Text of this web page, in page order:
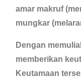
amar makruf
mungkar
Dengan
memberikan
Keutamaan